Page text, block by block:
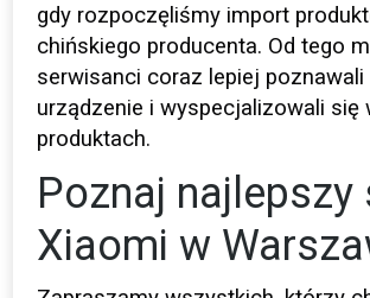
gdy rozpoczęliśmy import
chińskiego producenta. Od tego
serwisanci coraz lepiej poznawali
urządzenie i wyspecjalizowali się
produktach.
Poznaj najlepszy
Xiaomi w